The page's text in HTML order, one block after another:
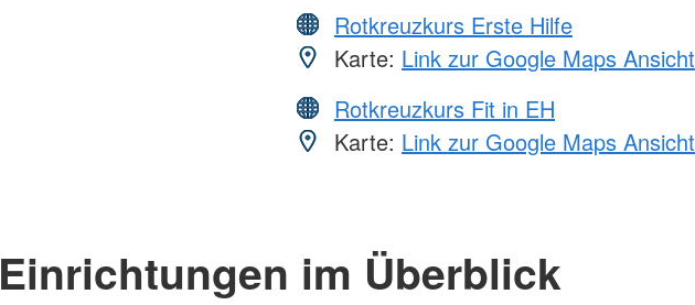
Rotkreuzkurs Erste Hilfe
Karte: Link zur Google Maps Ansicht
Rotkreuzkurs Fit in EH
Karte: Link zur Google Maps Ansicht
Einrichtungen im Überblick